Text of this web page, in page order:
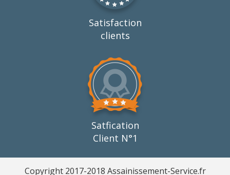
Satisfaction
clients
Satfication
Client N°1
Copyright 2017-2018 Assainissement-Service.fr